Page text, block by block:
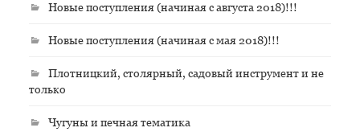
Новые поступления (начиная с августа 2018)!!!
Новые поступления (начиная с мая 2018)!!!
Плотницкий, столярный, садовый инструмент и не
только
Чугуны и печная тематика